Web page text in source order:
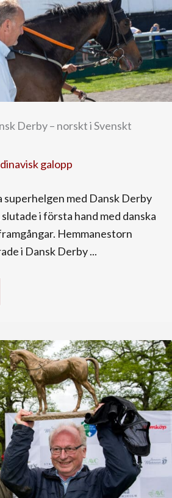
Derby – norskt i Svenskt
galopp
superhelgen med Dansk Derby
i första hand med danska
Hemmanestorn
i Dansk Derby ...